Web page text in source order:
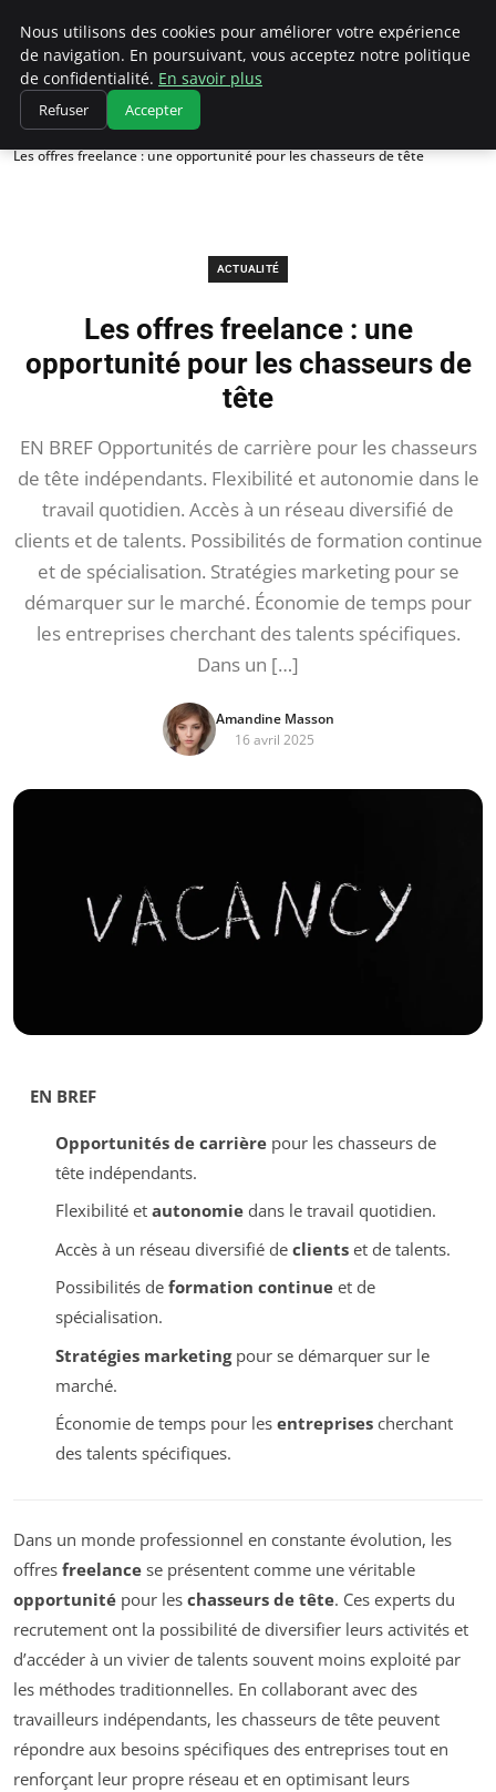
Chasseur De Tête
Accueil
Actualité
Les offres freelance : une opportunité pour les chasseurs de tête
ACTUALITÉ
Les offres freelance : une
opportunité pour les chasseurs de
tête
EN BREF Opportunités de carrière pour les chasseurs
de tête indépendants. Flexibilité et autonomie dans le
travail quotidien. Accès à un réseau diversifié de
clients et de talents. Possibilités de formation continue
et de spécialisation. Stratégies marketing pour se
démarquer sur le marché. Économie de temps pour
les entreprises cherchant des talents spécifiques.
Dans un […]
Amandine Masson
16 avril 2025
EN BREF
Opportunités de carrièrepour les chasseurs de
tête indépendants.
Flexibilité et autonomiedans le travail quotidien.
Accès à un réseau diversifié de clientset de talents.
Possibilités de formation continueet de
spécialisation.
Stratégies marketingpour se démarquer sur le
marché.
Économie de temps pour les entreprisescherchant
des talents spécifiques.
Dans un monde professionnel en constante évolution, les
offres freelance se présentent comme une véritable
opportunité pour les chasseurs de tête. Ces experts du
recrutement ont la possibilité de diversifier leurs activités et
d’accéder à un vivier de talents souvent moins exploité par
les méthodes traditionnelles. En collaborant avec des
travailleurs indépendants, les chasseurs de tête peuvent
répondre aux besoins spécifiques des entreprises tout en
renforçant leur propre réseau et en optimisant leurs
Nous utilisons des cookies pour améliorer votre expérience
de navigation. En poursuivant, vous acceptez notre politique
de confidentialité. En savoir plus
Refuser Accepter